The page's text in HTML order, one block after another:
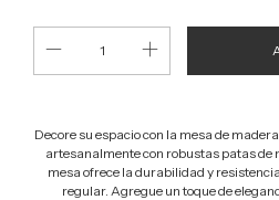
Decore su espacio con la mesa de
artesanalmente con robustas patas de
mesa ofrece la durabilidad y
regular. Agregue un toque de